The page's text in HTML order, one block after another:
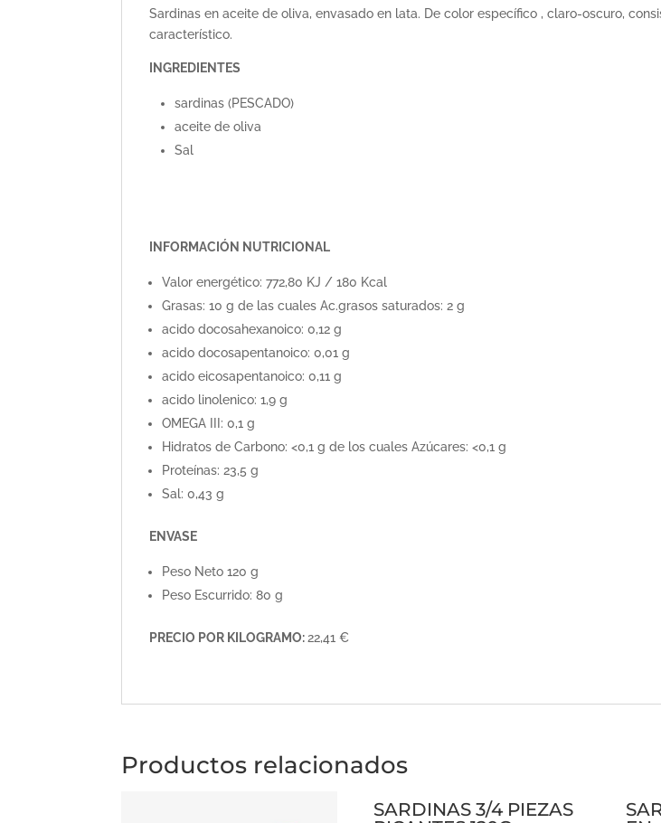
Sardinas en aceite de oliva, envasado en lata. De color específico , claro-oscuro,
característico.
INGREDIENTES
sardinas (PESCADO)
aceite de oliva
Sal
INFORMACIÓN NUTRICIONAL
Valor energético: 772,80 KJ / 180 Kcal
Grasas: 10 g de las cuales Ac.grasos saturados: 2 g
acido docosahexanoico: 0,12 g
acido docosapentanoico: 0,01 g
acido eicosapentanoico: 0,11 g
acido linolenico: 1,9 g
OMEGA III: 0,1 g
Hidratos de Carbono: <0,1 g de los cuales Azúcares: <0,1 g
Proteínas: 23,5 g
Sal: 0,43 g
ENVASE
Peso Neto 120 g
Peso Escurrido: 80 g
PRECIO POR KILOGRAMO: 22,41 €
Productos relacionados
SARDINAS 3/4 PIEZAS